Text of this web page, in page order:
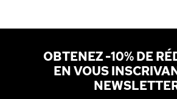
OBTENEZ -10% DE
EN VOUS